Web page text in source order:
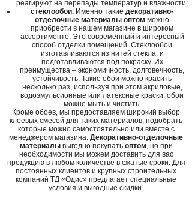
реагируют на перепады температур и влажности;
стеклообои. Именно такие декоративно-
отделочные материалы оптом можно
приобрести в нашем магазине в широком
ассортименте. Это современный и интересный
способ отделки помещений. Стеклообои
изготавливаются из нитей стекла, и
подготавливаются под покраску. Их
преимущества – экономичность, долговечность,
устойчивость. Такие обои можно красить
несколько раз, используя при этом акриловые,
водоэмульсионные или латексные краски, обои
можно мыть и чистить.
Кроме обоев, мы предоставляем широкий выбор
клеевых смесей для таких материалов, подобрать
которые можно самостоятельно или вместе с
менеджером магазина. Декоративно-отделочные
материалывыгодно покупать оптом, но при
необходимости мы можем доставить для вас
продукцию в любом количестве в сжатые сроки. Для
постоянных клиентов и крупных строительных
компаний ТД «Одис» предлагает специальные
условия и выгодные скидки.